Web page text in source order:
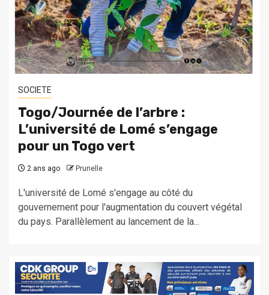
SOCIETE
Togo/Journée de l’arbre :
L’université de Lomé s’engage
pour un Togo vert
2 ans ago Prunelle
L'université de Lomé s'engage au côté du
gouvernement pour l'augmentation du couvert végétal
du pays. Parallèlement au lancement de la...